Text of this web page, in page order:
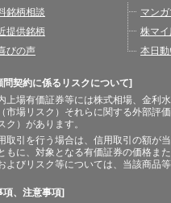
銘柄相談
提供銘柄
びの声
マン
株マ
本日
問契約に係るリスクについて]
上場有価証券等には株式相場、金利
市場リスク）それらに関する外部評
ク）があります。
取引を行う場合は、信用取引の額が
もに、対象となる有価証券の価格ま
よびリスク等については、当該商品
項、注意事項]